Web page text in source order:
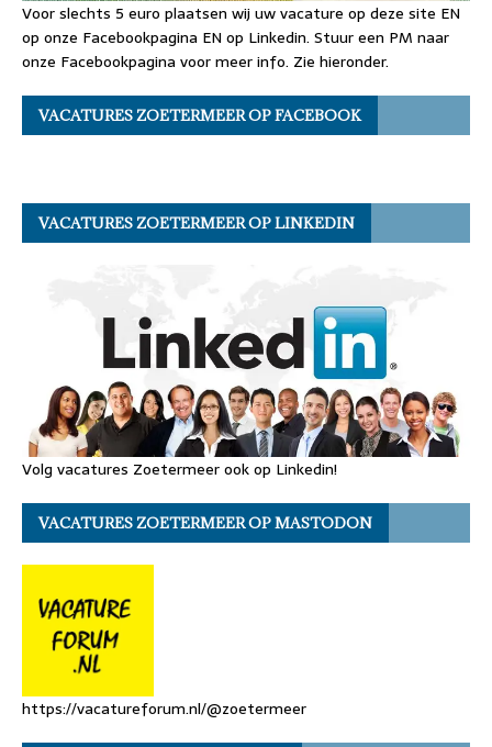
Voor slechts 5 euro plaatsen wij uw vacature op deze site EN
op onze Facebookpagina EN op Linkedin. Stuur een PM naar
onze Facebookpagina voor meer info. Zie hieronder.
VACATURES ZOETERMEER OP FACEBOOK
VACATURES ZOETERMEER OP LINKEDIN
Volg vacatures Zoetermeer ook op Linkedin!
VACATURES ZOETERMEER OP MASTODON
https://vacatureforum.nl/@zoetermeer